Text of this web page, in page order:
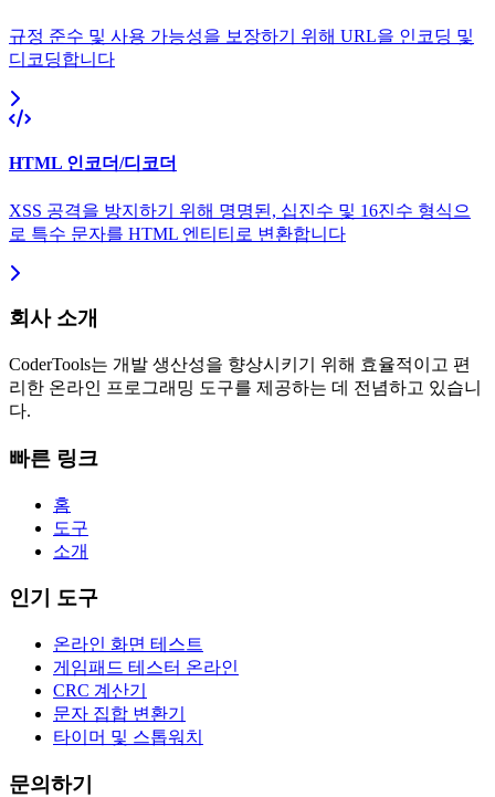
규정 준수 및 사용 가능성을 보장하기 위해 URL을 인코딩 및
디코딩합니다
HTML 인코더/디코더
XSS 공격을 방지하기 위해 명명된, 십진수 및 16진수 형식으
로 특수 문자를 HTML 엔티티로 변환합니다
회사 소개
CoderTools는 개발 생산성을 향상시키기 위해 효율적이고 편
리한 온라인 프로그래밍 도구를 제공하는 데 전념하고 있습니
다.
빠른 링크
홈
도구
소개
인기 도구
온라인 화면 테스트
게임패드 테스터 온라인
CRC 계산기
문자 집합 변환기
타이머 및 스톱워치
문의하기